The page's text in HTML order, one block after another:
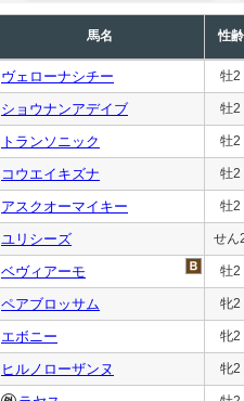
馬名 性齢
ヴェローナシチー 牡2
ショウナンアデイブ 牡2
トランソニック 牡2
コウエイキズナ 牡2
アスクオーマイキー 牡2
ユリシーズ せん
ベヴィアーモ 牡2
ペアブロッサム 牝2
エボニー 牝2
ヒルノローザンヌ 牝2